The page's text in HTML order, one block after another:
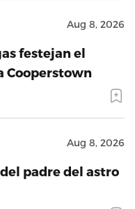
Aug 8, 2026
festejan el
Cooperstown
Aug 8, 2026
padre del astro